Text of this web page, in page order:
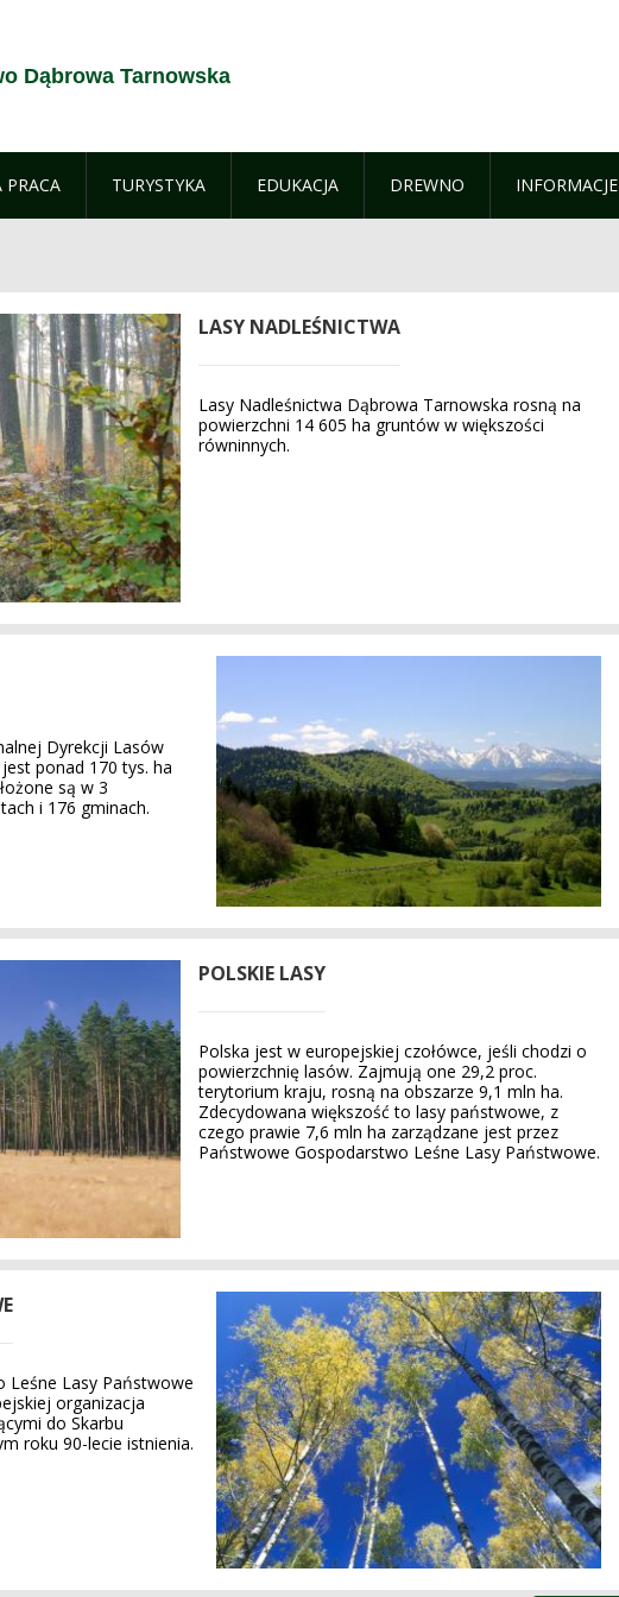
Dąbrowa Tarnowska
PRACA TURYSTYKA EDUKACJA DREWNO INFORMACJE
LASY NADLEŚNICTWA
Lasy Nadleśnictwa Dąbrowa Tarnowska rosną na
powierzchni 14 605 ha gruntów w większości
równinnych.
Dyrekcji Lasów
ponad 170 tys. ha
są w 3
i 176 gminach.
POLSKIE LASY
Polska jest w europejskiej czołówce, jeśli chodzi o
powierzchnię lasów. Zajmują one 29,2 proc.
terytorium kraju, rosną na obszarze 9,1 mln ha.
Zdecydowana większość to lasy państwowe, z
czego prawie 7,6 mln ha zarządzane jest przez
Państwowe Gospodarstwo Leśne Lasy Państwowe.
Leśne Lasy Państwowe
organizacja
do Skarbu
roku 90-lecie istnienia.